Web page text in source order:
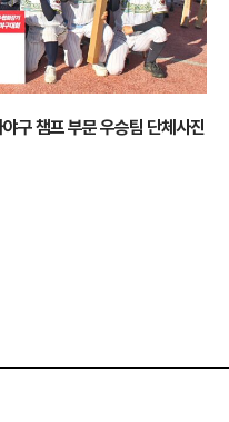
구 챔프 부문 우승팀 단체사진